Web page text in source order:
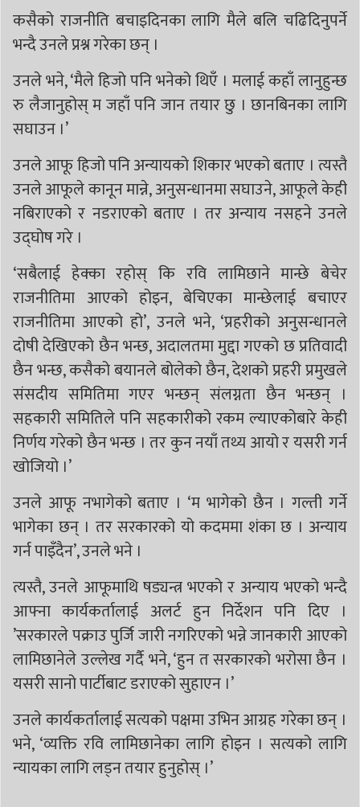
कसैको राजनीति बचाइदिनका लागि मैले बलि चढिदिनुपर्ने
भन्दै उनले प्रश्न गरेका छन् ।
उनले भने, ‘मैले हिजो पनि भनेको थिएँ । मलाई कहाँ लानुहुन्छ
रु लैजानुहोस् म जहाँ पनि जान तयार छु । छानबिनका लागि
सघाउन ।’
उनले आफू हिजो पनि अन्यायको शिकार भएको बताए । त्यस्तै
उनले आफूले कानून मान्ने, अनुसन्धानमा सघाउने, आफूले केही
नबिराएको र नडराएको बताए । तर अन्याय नसहने उनले
उद्घोष गरे ।
‘सबैलाई हेक्का रहोस् कि रवि लामिछाने मान्छे बेचेर
राजनीतिमा आएको होइन, बेचिएका मान्छेलाई बचाएर
राजनीतिमा आएको हो’, उनले भने, ‘प्रहरीको अनुसन्धानले
दोषी देखिएको छैन भन्छ, अदालतमा मुद्दा गएको छ प्रतिवादी
छैन भन्छ, कसैको बयानले बोलेको छैन, देशको प्रहरी प्रमुखले
संसदीय समितिमा गएर भन्छन् संलग्नता छैन भन्छन् ।
सहकारी समितिले पनि सहकारीको रकम ल्याएकोबारे केही
निर्णय गरेको छैन भन्छ । तर कुन नयाँ तथ्य आयो र यसरी गर्न
खोजियो ।’
उनले आफू नभागेको बताए । ‘म भागेको छैन । गल्ती गर्ने
भागेका छन् । तर सरकारको यो कदममा शंका छ । अन्याय
गर्न पाइँदैन’, उनले भने ।
त्यस्तै, उनले आफूमाथि षड्यन्त्र भएको र अन्याय भएको भन्दै
आफ्ना कार्यकर्तालाई अलर्ट हुन निर्देशन पनि दिए ।
’सरकारले पक्राउ पुर्जि जारी नगरिएको भन्ने जानकारी आएको
लामिछानेले उल्लेख गर्दै भने, ‘हुन त सरकारको भरोसा छैन ।
यसरी सानो पार्टीबाट डराएको सुहाएन ।’
उनले कार्यकर्तालाई सत्यको पक्षमा उभिन आग्रह गरेका छन् ।
भने, ‘व्यक्ति रवि लामिछानेका लागि होइन । सत्यको लागि
न्यायका लागि लड्न तयार हुनुहोस् ।’